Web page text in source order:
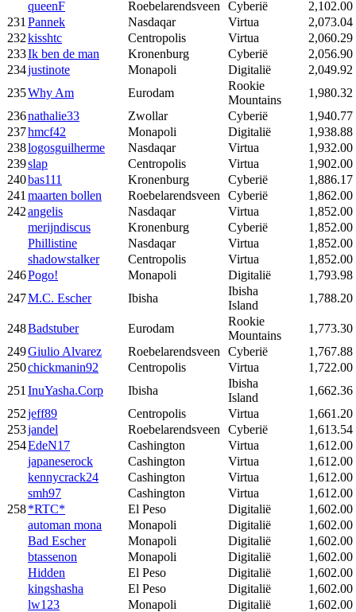
queenF
Roebelarendsveen Cyberië
2,102.00
231 Pannek Nasdaqar Virtua
2,073.04
232kisshtc Centropolis Virtua
2,060.29
233Ik ben de man Kronenburg Cyberië
2,056.90
234justinote Monapoli Digitalië
2,049.92
235Why Am Eurodam
Rookie
Mountains
1,980.32
236nathalie33 Zwollar Cyberië
1,940.77
237hmcf42 Monapoli Digitalië
1,938.88
238logosguilherme Nasdaqar Virtua
1,932.00
239slap Centropolis Virtua
1,902.00
240bas111 Kronenburg Cyberië
1,886.17
241 maarten bollen Roebelarendsveen Cyberië
1,862.00
242angelis Nasdaqar Virtua
1,852.00
merijndiscus
Kronenburg Cyberië
1,852.00
Phillistine
Nasdaqar Virtua
1,852.00
shadowstalker
Centropolis Virtua
1,852.00
246Pogo! Monapoli Digitalië
1,793.98
247M.C. Escher Ibisha
Ibisha
Island
1,788.20
248Badstuber Eurodam
Rookie
Mountains
1,773.30
249Giulio Alvarez Roebelarendsveen Cyberië
1,767.88
250chickmanin92 Centropolis Virtua
1,722.00
251 InuYasha.Corp Ibisha
Ibisha
Island
1,662.36
252jeff89 Centropolis Virtua
1,661.20
253jandel Roebelarendsveen Cyberië
1,613.54
254EdeN17 Cashington Virtua
1,612.00
japaneserock
Cashington Virtua
1,612.00
kennycrack24
Cashington Virtua
1,612.00
smh97
Cashington Virtua
1,612.00
258*RTC* El Peso Digitalië
1,602.00
automan mona
Monapoli Digitalië
1,602.00
Bad Escher
Monapoli Digitalië
1,602.00
btassenon
Monapoli Digitalië
1,602.00
Hidden
El Peso Digitalië
1,602.00
kingshasha
El Peso Digitalië
1,602.00
lw123
Monapoli Digitalië
1,602.00